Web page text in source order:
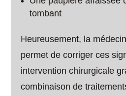
tombant
Heureusement, la
permet de corriger ces
intervention chirurgicale
combinaison de